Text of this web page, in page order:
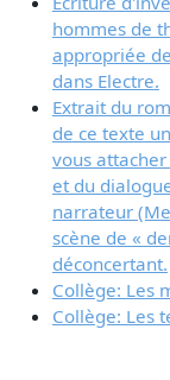
hommes de
appropriée
dans Electre.
Extrait du
de ce texte
vous
et du
narrateur
scène de «
déconcertant.
Collège: Les
Collège: Les